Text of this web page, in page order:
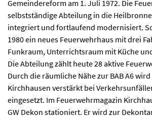
Gemeindereform am 1. Juli 1972. Die
selbstständige Abteilung in die
integriert und fortlaufend modernisiert.
1980 ein neues Feuerwehrhaus mit drei
Funkraum, Unterrichtsraum mit Küche
Die Abteilung zählt heute 28 aktive
Durch die räumliche Nähe zur BAB A6
Kirchhausen verstärkt bei
eingesetzt. Im Feuerwehrmagazin
GW Dekon stationiert. Er wird zur